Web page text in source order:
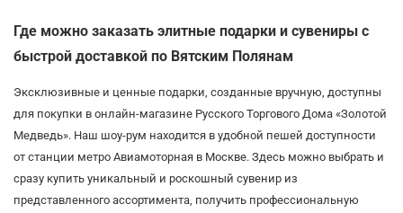
Где можно заказать элитные подарки и сувениры с
быстрой доставкой по Вятским Полянам
Эксклюзивные и ценные подарки, созданные вручную, доступны
для покупки в онлайн-магазине Русского Торгового Дома «Золотой
Медведь». Наш шоу-рум находится в удобной пешей доступности
от станции метро Авиамоторная в Москве. Здесь можно выбрать и
сразу купить уникальный и роскошный сувенир из
представленного ассортимента, получить профессиональную